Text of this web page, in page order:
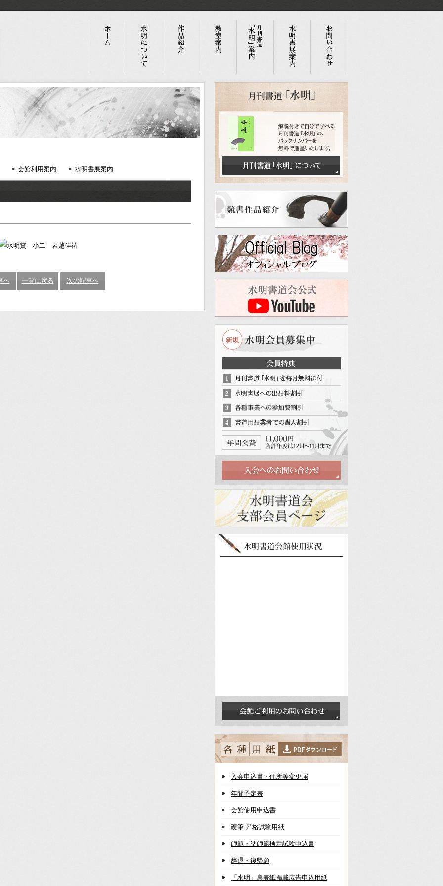
会館利用案内 水明書展案内
へ 一覧に戻る 次の記事へ
入会申込書・住所等変更届
年間予定表
会館使用申込書
硬筆 昇格試験用紙
師範・準師範検定試験申込書
辞退・復帰願
「水明」裏表紙掲載広告申込用紙